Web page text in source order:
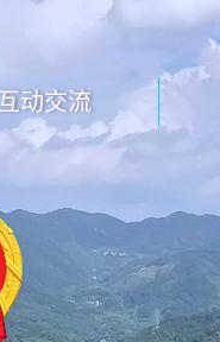
互动交流